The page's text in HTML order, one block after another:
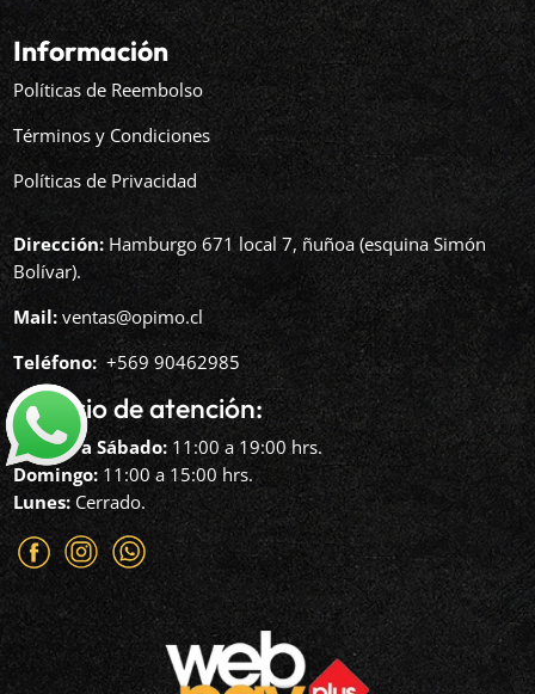
Información
Políticas de Reembolso
Términos y Condiciones
Políticas de Privacidad
Dirección: Hamburgo 671 local 7, ñuñoa (esquina Simón
Bolívar).
Mail: ventas@opimo.cl
Teléfono: ‪+569 90462985‬
Horario de atención:
Martes a Sábado: 11:00 a 19:00 hrs.
Domingo: 11:00 a 15:00 hrs.
Lunes: Cerrado.